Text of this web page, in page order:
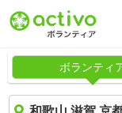
ボランティ